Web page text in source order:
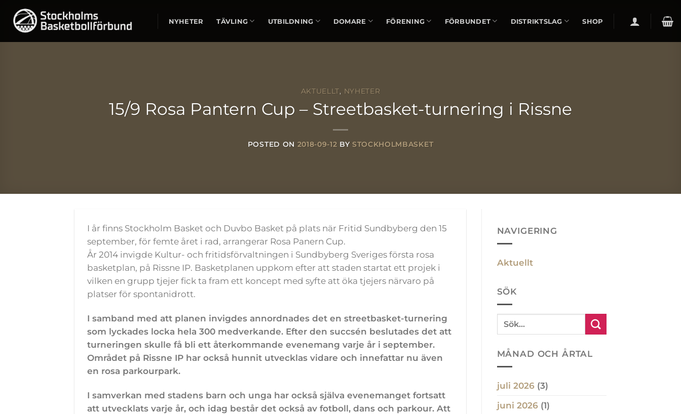
content
NYHETER TÄVLING UTBILDNING DOMARE FÖRENING FÖRBUNDET DISTRIKTSLAG SHOP
AKTUELLT, NYHETER
15/9 Rosa Pantern Cup – Streetbasket-turnering i Rissne
POSTED ON 2018-09-12 BYSTOCKHOLMBASKET
I år finns Stockholm Basket och Duvbo Basket på plats när Fritid Sundbyberg den 15
september, för femte året i rad, arrangerar Rosa Panern Cup.
År 2014 invigde Kultur- och fritidsförvaltningen i Sundbyberg Sveriges första rosa
basketplan, på Rissne IP. Basketplanen uppkom efter att staden startat ett projek i
vilken en grupp tjejer fick ta fram ett koncept med syfte att öka tjejers närvaro på
platser för spontanidrott.
I samband med att planen invigdes annordnades det en streetbasket-turnering
som lyckades locka hela 300 medverkande. Efter den succsén beslutades det att
turneringen skulle få bli ett återkommande evenemang varje år i september.
Området på Rissne IP har också hunnit utvecklas vidare och innefattar nu även
en rosa parkourpark.
I samverkan med stadens barn och unga har också själva evenemanget fortsatt
att utvecklats varje år, och idag består det också av fotboll, dans och parkour. Att
NAVIGERING
Aktuellt
SÖK
MÅNAD OCH ÅRTAL
juli 2026(3)
juni 2026(1)